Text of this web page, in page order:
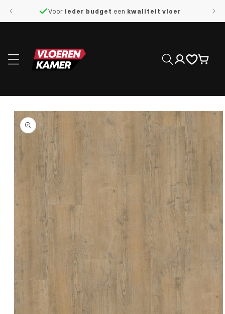
naar de
Voor ieder budget een kwaliteit vloer
Inloggen
direct naar